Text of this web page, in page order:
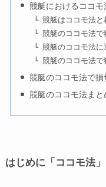
競艇におけるココモ
競艇はココモ法と
競艇のココモ法で
競艇のココモ法に
競艇のココモ法で
競艇のココモ法で
競艇のココモ法まと
はじめに「ココモ法